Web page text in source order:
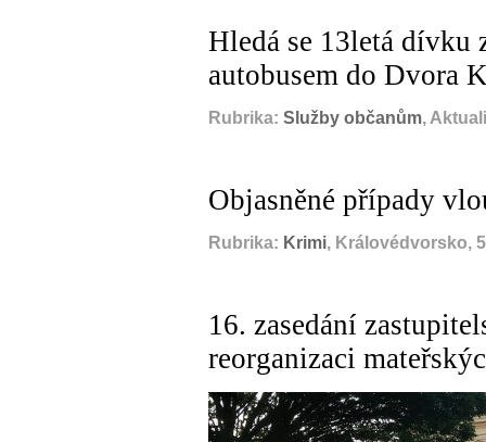
Hledá se 13letá dívku
autobusem do Dvora
Rubrika: Služby občanům,
Objasněné případy
Rubrika: Krimi, Královédvorsko,
16. zasedání
reorganizaci